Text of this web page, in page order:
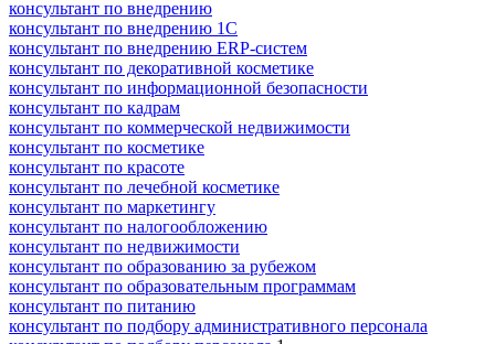
консультант по внедрению
консультант по внедрению 1С
консультант по внедрению ERP-систем
консультант по декоративной косметике
консультант по информационной безопасности
консультант по кадрам
консультант по коммерческой недвижимости
консультант по косметике
консультант по красоте
консультант по лечебной косметике
консультант по маркетингу
консультант по налогообложению
консультант по недвижимости
консультант по образованию за рубежом
консультант по образовательным программам
консультант по питанию
консультант по подбору административного персонала